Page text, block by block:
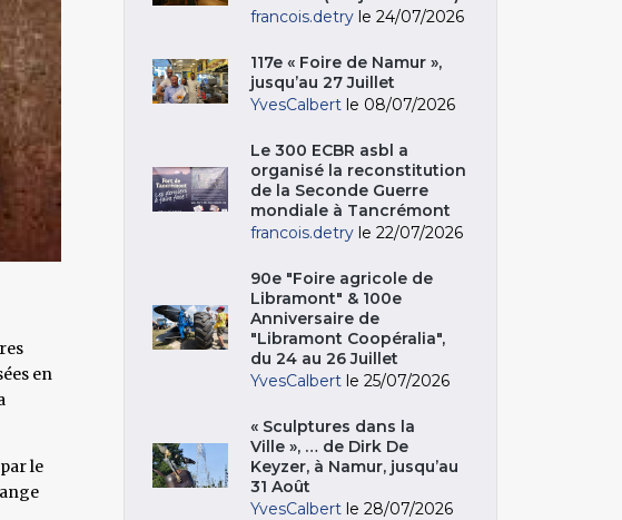
en
le
francois.detry le 24/07/2026
117e « Foire de Namur »,
jusqu’au 27 Juillet
YvesCalbert le 08/07/2026
Le 300 ECBR asbl a
organisé la reconstitution
de la Seconde Guerre
mondiale à Tancrémont
francois.detry le 22/07/2026
90e "Foire agricole de
Libramont" & 100e
Anniversaire de
"Libramont Coopéralia",
du 24 au 26 Juillet
YvesCalbert le 25/07/2026
« Sculptures dans la
Ville », … de Dirk De
Keyzer, à Namur, jusqu’au
31 Août
YvesCalbert le 28/07/2026